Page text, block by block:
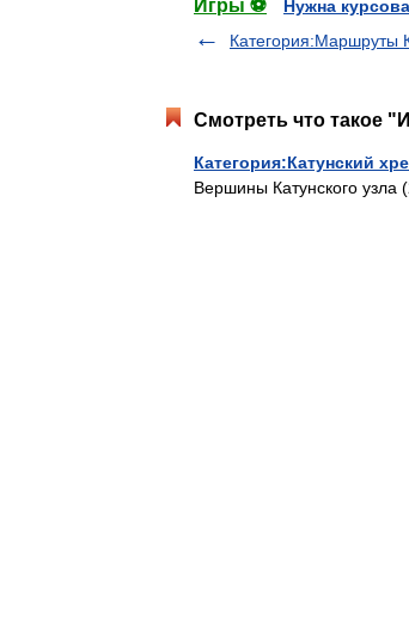
Игры ⚽
Нужна
Категория:Маршруты
Смотреть что такое
Категория:Катунский
Вершины Катунского